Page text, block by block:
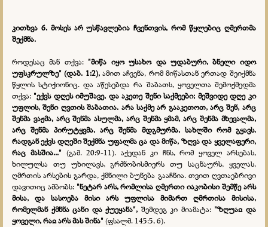
კითხვა 6. მოსეს არ უსწავლებია ჩვენთვის, რომ წყლებიც ღმერთმა
შექმნა.
როდესაც მან თქვა: "მიწა იყო უსახო და უდაბური, ბნელი იდო
უფსკრულზე" (დაბ. 1:2),ამით აჩვენა, რომ მიწასთან ერთად შეიქმნა
წყლის სტიქიონიც. და აწესებდა რა შაბათს, ყოველთა შემოქმედმა
თქვა: "ექვს დღეს იმუშავე, და აკეთე შენი საქმეები; მეშვიდე დღე კი
უფლის, შენი ღვთის შაბათია. არა საქმე არ გააკეთოთ, არც შენ, არც
შენმა ვაჟმა, არც შენმა ასულმა, არც შენმა ყმამ, არც შენმა მხევალმა,
არც შენმა პირუტყვმა, არც შენმა მდგმურმა, სახლში რომ გყავს.
რადგან ექვს დღეში შექმნა უფალმა ცა და მიწა, ზღვა და ყველაფერი,
რაც მასშია..." (გამ. 20:9-11). აქედან კი ჩნს, რომ ყოველ არსებას,
ხილულსა თუ უხილავს, გრძნობისმიერს თუ საცნაურს, ყველას,
ღმრთის არსების გარდა, ქმნილი ბუნება გააჩნია. თვით ღვთაებრივი
დავითიც ამბობს: "ნეტარ არს, რომლისა ღმერთი იაკობისი შემწე არს
მისა, და სასოება მისი არს უფლისა მიმართ ღმრთისა მისისა,
რომელმან ქმნნა ცანი და ქუეყანა", შემდეგ კი მიამატა:"ზღუაჲ და
ყოველი, რაჲ არს მას შინა" (ფსალმ. 145:5, 6).